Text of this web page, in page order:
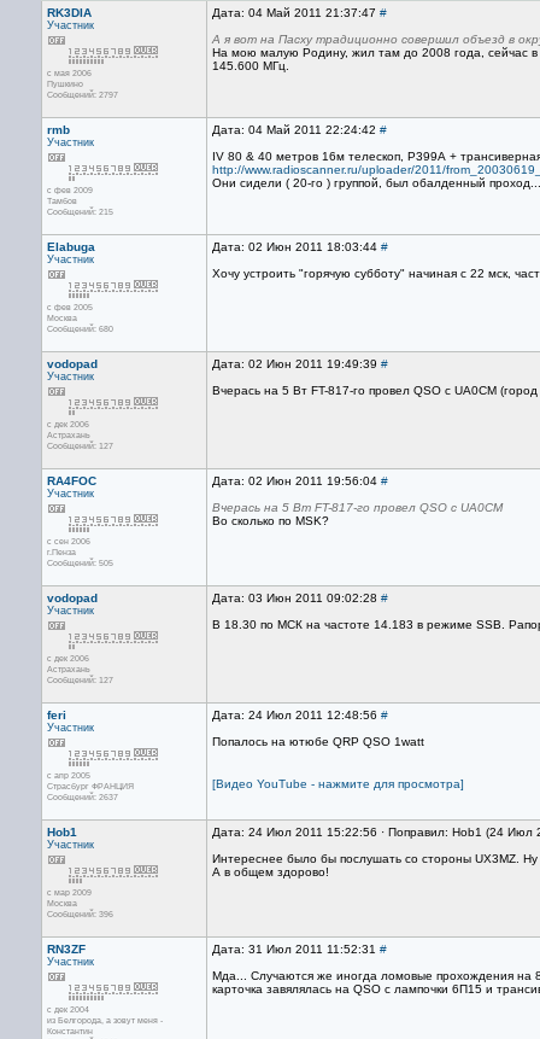
RK3DIA
Участник
с мая 2006
Пушкино
Сообщений: 2797
Дата: 04 Май 2011 21:37:47 #
А я вот на Пасху традиционно совершил объезд в
На мою малую Родину, жил там до 2008 года, сейчас в
145.600 МГц.
rmb
Участник
с фев 2009
Тамбов
Сообщений: 215
Дата: 04 Май 2011 22:24:42 #
IV 80 & 40 метров 16м телескоп, Р399А +
http://www.radioscanner.ru/uploader/2011/
Они сидели ( 20-го ) группой, был обалденный
Elabuga
Участник
с фев 2005
Москва
Сообщений: 680
Дата: 02 Июн 2011 18:03:44 #
Хочу устроить "горячую субботу" начиная с 22 мск,
vodopad
Участник
с дек 2006
Астрахань
Сообщений: 127
Дата: 02 Июн 2011 19:49:39 #
Вчерась на 5 Вт FT-817-го провел QSO с UA0CM
RA4FOC
Участник
с сен 2006
г.Пенза
Сообщений: 505
Дата: 02 Июн 2011 19:56:04 #
Вчерась на 5 Вт FT-817-го провел QSO с UA0CM
Во сколько по MSK?
vodopad
Участник
с дек 2006
Астрахань
Сообщений: 127
Дата: 03 Июн 2011 09:02:28 #
В 18.30 по МСК на частоте 14.183 в режиме SSB.
feri
Участник
с апр 2005
Страсбург ФРАНЦИЯ
Сообщений: 2637
Дата: 24 Июл 2011 12:48:56 #
Попалось на ютюбе QRP QSO 1watt
[Видео YouTube - нажмите для просмотра]
Hob1
Участник
с мар 2009
Москва
Сообщений: 396
Дата: 24 Июл 2011 15:22:56 · Поправил: Hob1 (24 Июл
Интереснее было бы послушать со стороны UX3MZ. Ну
А в общем здорово!
RN3ZF
Участник
с дек 2004
из Белгорода, а зовут меня -
Константин
Дата: 31 Июл 2011 11:52:31 #
Мда... Случаются же иногда ломовые прохождения на
карточка завялялась на QSO с лампочки 6П15 и